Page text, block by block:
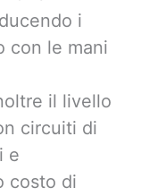
i
con le mani
il livello
circuiti di
e
costo di